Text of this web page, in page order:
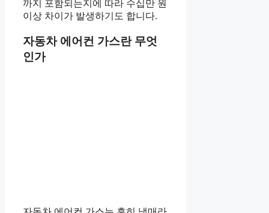
까지 포함되는지에 따라 수십만 원
이상 차이가 발생하기도 합니다.
자동차 에어컨 가스란 무엇
인가